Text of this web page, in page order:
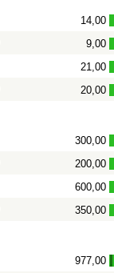
14,00
9,00
21,00
20,00
300,00
200,00
600,00
350,00
977,00 -